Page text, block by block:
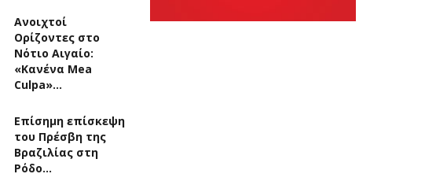
Ανοιχτοί
Ορίζοντες στο
Νότιο Αιγαίο:
«Κανένα Mea
Culpa»…
Επίσημη επίσκεψη
του Πρέσβη της
Βραζιλίας στη
Ρόδο…